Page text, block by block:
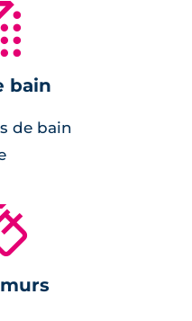
qualité telles que
cuisine équipée,
la climatisation
à chaleur,
bain
de bain